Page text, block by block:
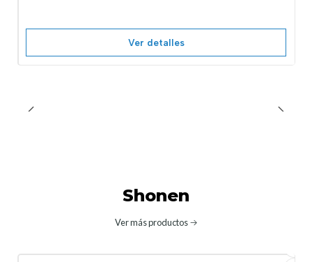
Ver detalles
Shonen
Ver más productos